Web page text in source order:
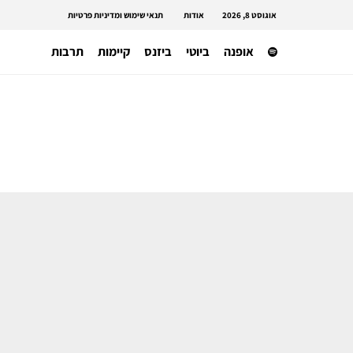
אוגוסט 8, 2026 אודות תנאי שימוש ומדיניות פרטיות
אופנה ביוטי ביזנס קיימות תרבות